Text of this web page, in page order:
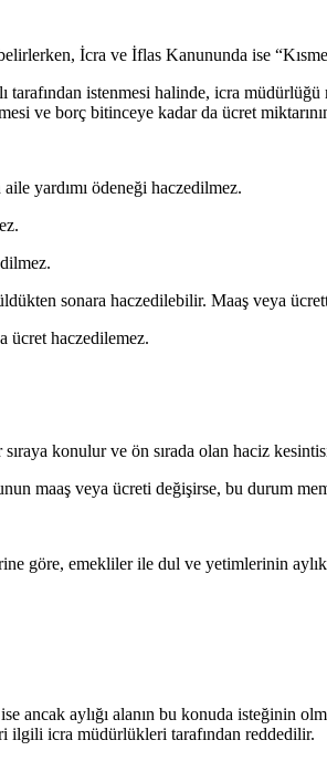
İcra ve İflas Kanununda ise
istenmesi halinde, icra
ve borç bitinceye kadar da ücret
yardımı ödeneği haczedilmez.
sonara haczedilebilir. Maaş veya
ücret haczedilemez.
konulur ve ön sırada olan haciz
maaş veya ücreti değişirse, bu durum
göre, emekliler ile dul ve yetimlerinin
ancak aylığı alanın bu konuda isteğinin
ilgili icra müdürlükleri tarafından reddedilir.